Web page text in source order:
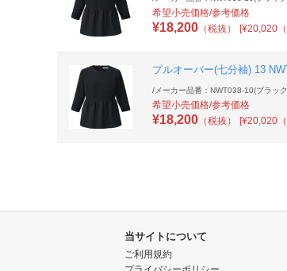
希望小売価格/参考価格
¥18,200 （税抜） [¥20,020
プルオーバー(七分袖) 13
/ メーカー品番：NWT038-10(ブラッ
希望小売価格/参考価格
¥18,200 （税抜） [¥20,020
当サイトについて
ご利用規約